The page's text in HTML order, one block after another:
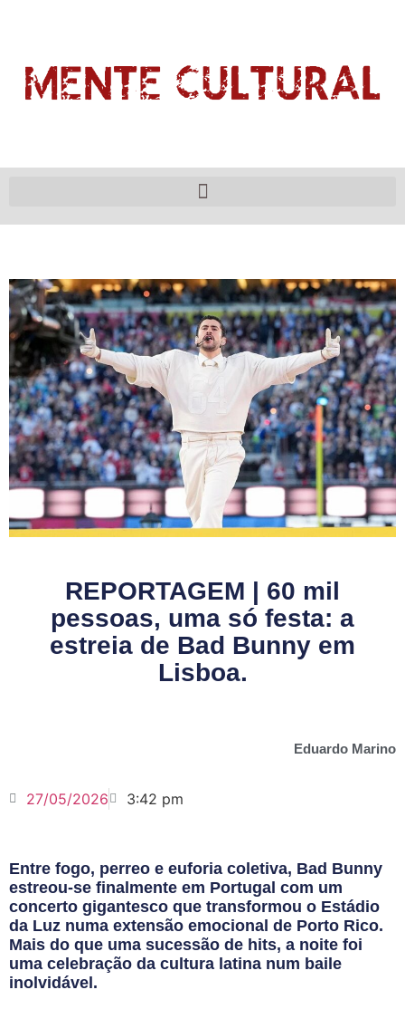
REPORTAGEM | 60 mil
pessoas, uma só festa: a
estreia de Bad Bunny em
Lisboa.
Eduardo Marino
27/05/2026 3:42 pm
Entre fogo, perreo e euforia coletiva, Bad Bunny
estreou-se finalmente em Portugal com um
concerto gigantesco que transformou o Estádio
da Luz numa extensão emocional de Porto Rico.
Mais do que uma sucessão de hits, a noite foi
uma celebração da cultura latina num baile
inolvidável.